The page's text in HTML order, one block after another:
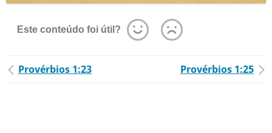
Este conteúdo foi útil?
Provérbios 1:23 Provérbios 1:25